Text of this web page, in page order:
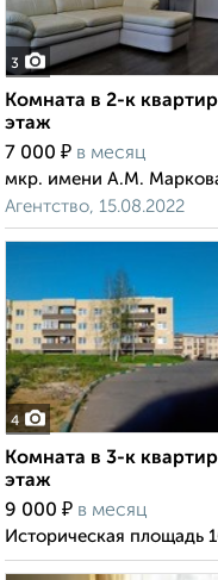
3
Комната в 2-к
этаж
7 000 ₽ в месяц
мкр. имени А.М.
Агентство, 15.08.2022
4
Комната в 3-к
этаж
9 000 ₽ в месяц
Историческая площадь